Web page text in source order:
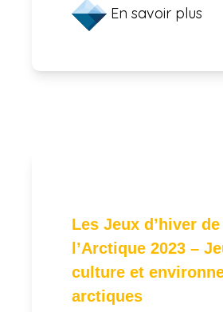
En savoir plus
Les Jeux d’hiver de
l’Arctique 2023 –
culture et
arctiques